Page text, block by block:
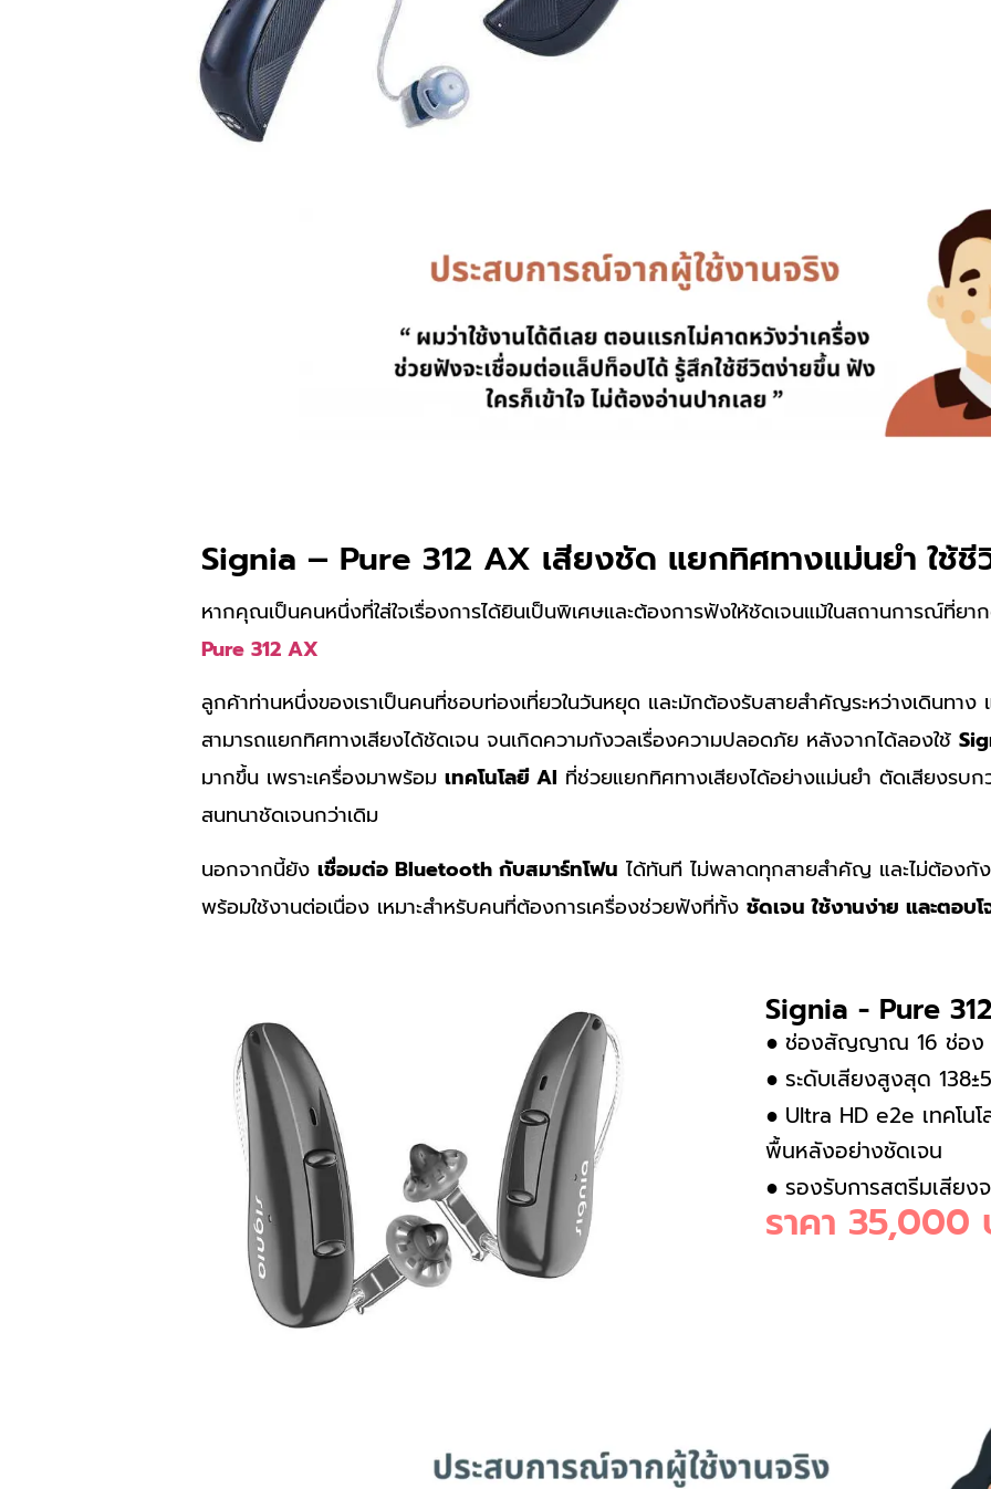
Signia – Pure 312 AX เสียงชัด แยกทิศทางแม่นยำ ใช้ชี
หากคุณเป็นคนหนึ่งที่ใส่ใจเรื่องการได้ยินเป็นพิเศษและต้องการฟังให้ชัดเจนแม้ในสถานการณ์ที่ยา
Pure 312 AX
ลูกค้าท่านหนึ่งของเราเป็นคนที่ชอบท่องเที่ยวในวันหยุด และมักต้องรับสายสำคัญระหว่างเดินทาง
สามารถแยกทิศทางเสียงได้ชัดเจน จนเกิดความกังวลเรื่องความปลอดภัย หลังจากได้ลองใช้
มากขึ้น เพราะเครื่องมาพร้อม เทคโนโลยี AI ที่ช่วยแยกทิศทางเสียงได้อย่างแม่นยำ ตัดเสียงรบก
สนทนาชัดเจนกว่าเดิม
นอกจากนี้ยัง เชื่อมต่อ Bluetooth กับสมาร์ทโฟน ได้ทันที ไม่พลาดทุกสายสำคัญ และไม่ต้องกั
พร้อมใช้งานต่อเนื่อง เหมาะสำหรับคนที่ต้องการเครื่องช่วยฟังที่ทั้ง ชัดเจน ใช้งานง่าย และตอบ
Signia - Pure
● ช่องสัญญาณ 16 ช่อง
● ระดับเสียงสูงสุด
● Ultra HD e2e เทคโน
พื้นหลังอย่างชัดเจน
● รองรับการสตรีมเสียง
ราคา 35,000